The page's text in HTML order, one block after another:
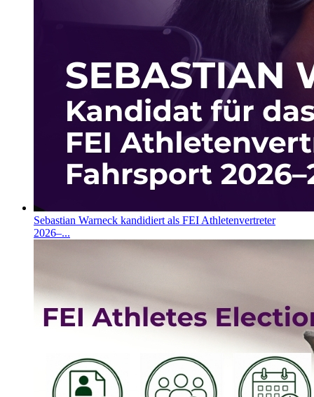
Sebastian Warneck kandidiert als FEI Athletenvertreter
2026–...